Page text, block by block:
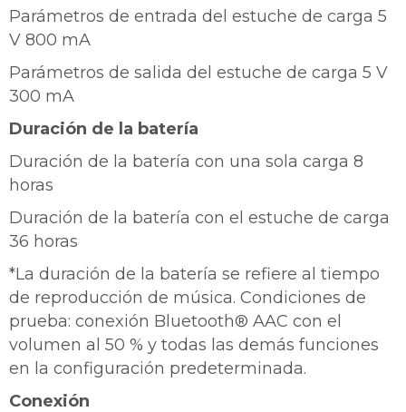
Parámetros de entrada del estuche de carga 5
V 800 mA
Parámetros de salida del estuche de carga 5 V
300 mA
Duración de la batería
Duración de la batería con una sola carga 8
horas
Duración de la batería con el estuche de carga
36 horas
*La duración de la batería se refiere al tiempo
de reproducción de música. Condiciones de
prueba: conexión Bluetooth® AAC con el
volumen al 50 % y todas las demás funciones
en la configuración predeterminada.
Conexión
Fecha de nacimiento
Continuar
Elegí tus productos preferidos
Elegís Pago Después como metodo de pago
puede variar por comercio
preguntas@pagodespues.com.uy